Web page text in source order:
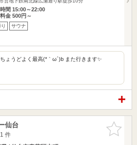
間 15:00～22:00
金 500円～
サウナ
ょうどよく最高(*｀ω´)b また行きます✨
お気に入
りに追加
仙台
件